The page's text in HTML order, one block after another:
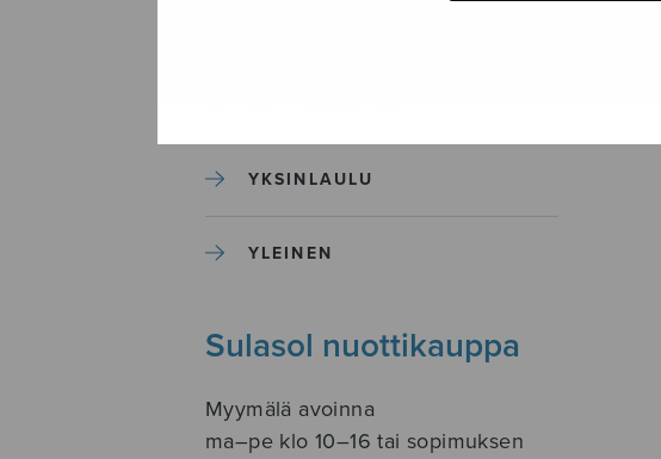
YKSINLAULU
YLEINEN
Sulasol nuottikauppa
Myymälä avoinna
ma–pe klo 10–16 tai sopimuksen